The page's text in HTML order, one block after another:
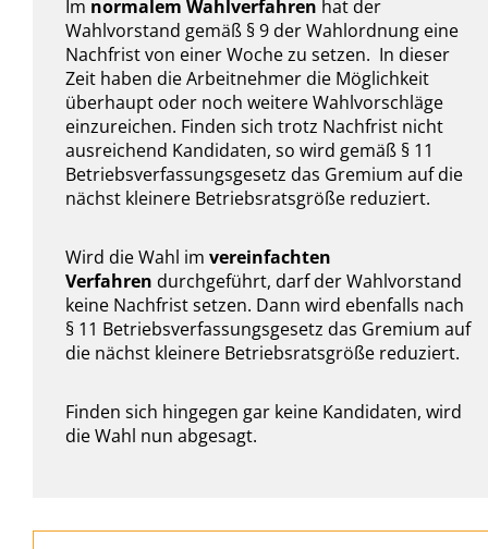
Im normalem Wahlverfahren hat der
Wahlvorstand gemäß § 9 der Wahlordnung eine
Nachfrist von einer Woche zu setzen. In dieser
Zeit haben die Arbeitnehmer die Möglichkeit
überhaupt oder noch weitere Wahlvorschläge
einzureichen. Finden sich trotz Nachfrist nicht
ausreichend Kandidaten, so wird gemäß § 11
Betriebsverfassungsgesetz das Gremium auf die
nächst kleinere Betriebsratsgröße reduziert.
Wird die Wahl im vereinfachten
Verfahren durchgeführt, darf der Wahlvorstand
keine Nachfrist setzen. Dann wird ebenfalls nach
§ 11 Betriebsverfassungsgesetz das Gremium auf
die nächst kleinere Betriebsratsgröße reduziert.
Finden sich hingegen gar keine Kandidaten, wird
die Wahl nun abgesagt.